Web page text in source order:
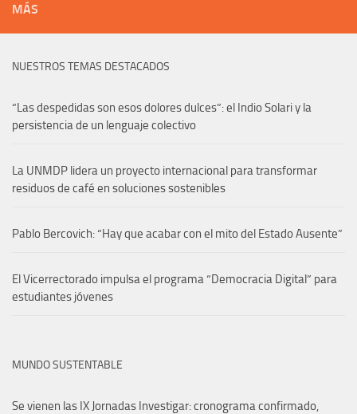
MÁS
NUESTROS TEMAS DESTACADOS
“Las despedidas son esos dolores dulces”: el Indio Solari y la
persistencia de un lenguaje colectivo
La UNMDP lidera un proyecto internacional para transformar
residuos de café en soluciones sostenibles
Pablo Bercovich: “Hay que acabar con el mito del Estado Ausente”
El Vicerrectorado impulsa el programa “Democracia Digital” para
estudiantes jóvenes
MUNDO SUSTENTABLE
Se vienen las IX Jornadas Investigar: cronograma confirmado,